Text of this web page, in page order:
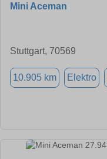
Mini Aceman
Stuttgart, 70569
10.905 km Elektro